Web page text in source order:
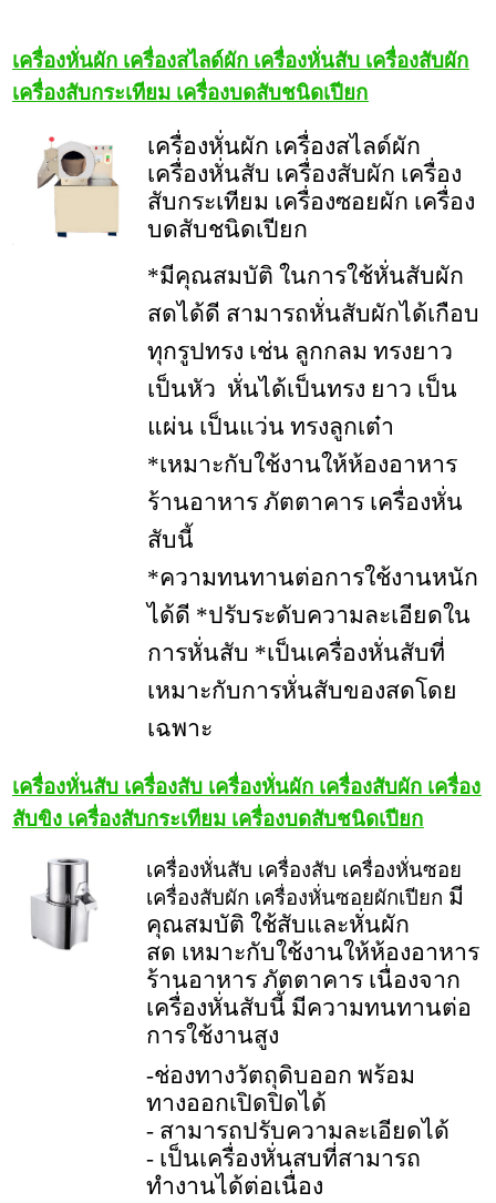
เครื่องหั่นผัก เครื่องสไลด์ผัก เครื่องหั่นสับ เครื่องสับผัก
เครื่องสับกระเทียม เครื่องบดสับชนิดเปียก
เครื่องหั่นผัก เครื่องสไลด์ผัก
เครื่องหั่นสับ เครื่องสับผัก เครื่อง
สับกระเทียม เครื่องซอยผัก เครื่อง
บดสับชนิดเปียก
*มีคุณสมบัติ ในการใช้หั่นสับผัก
สดได้ดี สามารถหั่นสับผักได้เกือบ
ทุกรูปทรง เช่น ลูกกลม ทรงยาว
เป็นหัว หั่นได้เป็นทรง ยาว เป็น
แผ่น เป็นแว่น ทรงลูกเต๋า
*เหมาะกับใช้งานให้ห้องอาหาร
ร้านอาหาร ภัตตาคาร เครื่องหั่น
สับนี้
*ความทนทานต่อการใช้งานหนัก
ได้ดี *ปรับระดับความละเอียดใน
การหั่นสับ *เป็นเครื่องหั่นสับที่
เหมาะกับการหั่นสับของสดโดย
เฉพาะ
เครื่องหั่นสับ เครื่องสับ เครื่องหั่นผัก เครื่องสับผัก เครื่อง
สับขิง เครื่องสับกระเทียม เครื่องบดสับชนิดเปียก
เครื่องหั่นสับ เครื่องสับ เครื่องหั่นซอย
เครื่องสับผัก เครื่องหั่นซอยผักเปียก มี
คุณสมบัติ ใช้สับและหั่นผัก
สด เหมาะกับใช้งานให้ห้องอาหาร
ร้านอาหาร ภัตตาคาร เนื่องจาก
เครื่องหั่นสับนี้ มีความทนทานต่อ
การใช้งานสูง
-ช่องทางวัตถุดิบออก พร้อม
ทางออกเปิดปิดได้
- สามารถปรับความละเอียดได้
- เป็นเครื่องหั่นสบที่สามารถ
ทำงานได้ต่อเนื่อง